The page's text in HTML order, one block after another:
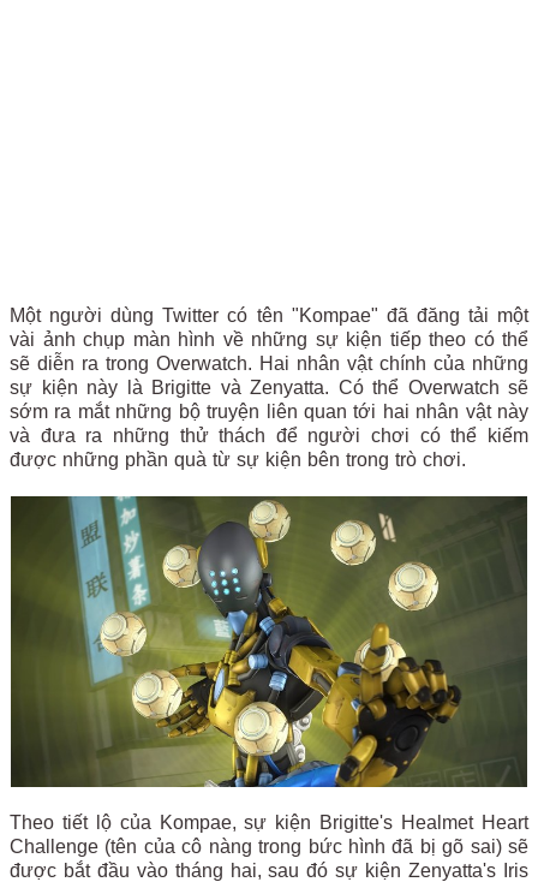
Một người dùng Twitter có tên "Kompae" đã đăng tải một
vài ảnh chụp màn hình về những sự kiện tiếp theo có thể
sẽ diễn ra trong Overwatch. Hai nhân vật chính của những
sự kiện này là Brigitte và Zenyatta. Có thể Overwatch sẽ
sớm ra mắt những bộ truyện liên quan tới hai nhân vật này
và đưa ra những thử thách để người chơi có thể kiếm
được những phần quà từ sự kiện bên trong trò chơi.
Theo tiết lộ của Kompae, sự kiện Brigitte's Healmet Heart
Challenge (tên của cô nàng trong bức hình đã bị gõ sai) sẽ
được bắt đầu vào tháng hai, sau đó sự kiện Zenyatta's Iris